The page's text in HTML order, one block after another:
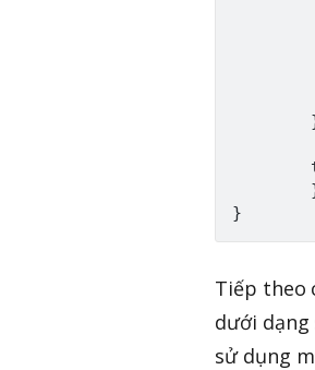
}
Tiếp theo
dưới dạng
sử dụng